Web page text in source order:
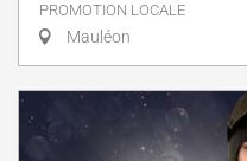
PROMOTION LOCALE
Mauléon